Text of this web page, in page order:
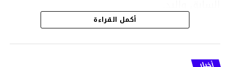
هذا وقد تمكن أعوان مركز الأمن الوطني بحي
هلال في توقيت قياسي من محاصرة المشتبه به
والقبض عليه وإحالته على التحقيق في خصوص
أكمل القراءة